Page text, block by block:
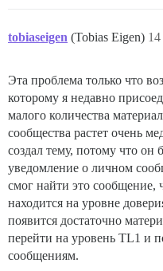
tobiaseigen (Tobias Eigen) 14
Эта проблема только что
которому я недавно
малого количества
сообщества растет очень
создал тему, потому что он
уведомление о личном
смог найти это сообщение,
находится на уровне
появится достаточно
перейти на уровень TL1 и
сообщениям.